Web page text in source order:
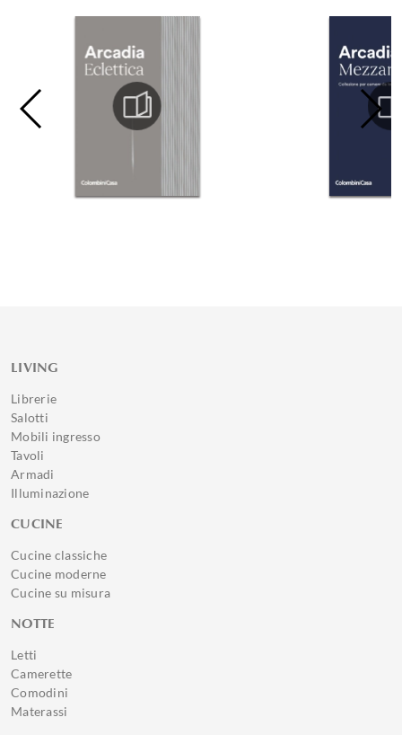
LIVING
Librerie
Salotti
Mobili ingresso
Tavoli
Armadi
Illuminazione
CUCINE
Cucine classiche
Cucine moderne
Cucine su misura
NOTTE
Letti
Camerette
Comodini
Materassi